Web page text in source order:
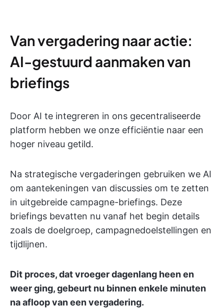
Van vergadering naar actie:
AI-gestuurd aanmaken van
briefings
Door AI te integreren in ons gecentraliseerde
platform hebben we onze efficiëntie naar een
hoger niveau getild.
Na strategische vergaderingen gebruiken we AI
om aantekeningen van discussies om te zetten
in uitgebreide campagne-briefings. Deze
briefings bevatten nu vanaf het begin details
zoals de doelgroep, campagnedoelstellingen en
tijdlijnen.
Dit proces, dat vroeger dagenlang heen en
weer ging, gebeurt nu binnen enkele minuten
na afloop van een vergadering.